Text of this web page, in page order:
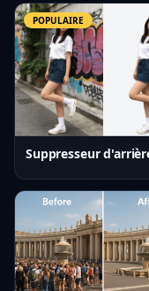
POPULAIRE